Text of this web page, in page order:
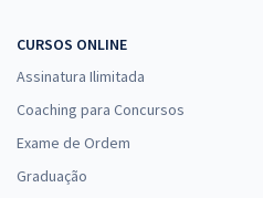
CURSOS ONLINE
Assinatura Ilimitada
Coaching para Concursos
Exame de Ordem
Graduação